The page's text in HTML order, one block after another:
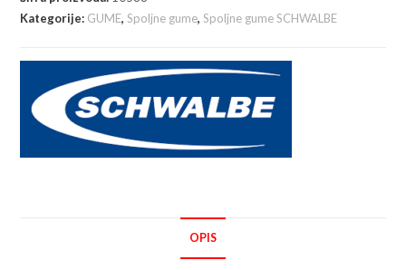
Kategorije: GUME,Spoljne gume,Spoljne gume SCHWALBE
OPIS